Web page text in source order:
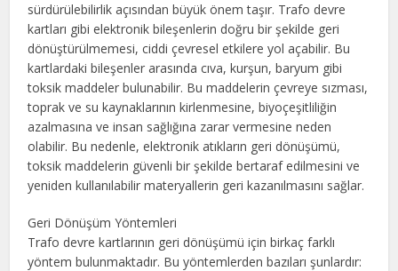
sürdürülebilirlik açısından büyük önem taşır. Trafo devre
kartları gibi elektronik bileşenlerin doğru bir şekilde geri
dönüştürülmemesi, ciddi çevresel etkilere yol açabilir. Bu
kartlardaki bileşenler arasında cıva, kurşun, baryum gibi
toksik maddeler bulunabilir. Bu maddelerin çevreye sızması,
toprak ve su kaynaklarının kirlenmesine, biyoçeşitliliğin
azalmasına ve insan sağlığına zarar vermesine neden
olabilir. Bu nedenle, elektronik atıkların geri dönüşümü,
toksik maddelerin güvenli bir şekilde bertaraf edilmesini ve
yeniden kullanılabilir materyallerin geri kazanılmasını sağlar.
Geri Dönüşüm Yöntemleri
Trafo devre kartlarının geri dönüşümü için birkaç farklı
yöntem bulunmaktadır. Bu yöntemlerden bazıları şunlardır: